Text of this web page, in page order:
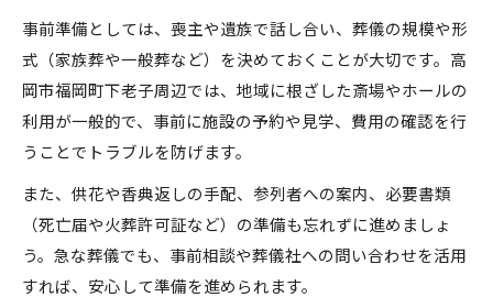
費用面で安心できる葬儀の進め方
葬儀費用とサービス内容の比較術
地域特有の葬儀しきたりを知る安心
地域に根ざした葬儀の作法と流れ
福岡町下老子の葬儀しきたり解説
地元ならではの葬儀概念の特徴
参列マナーと地域文化を学ぶ意義
葬儀の伝統を守るための心構え
事前準備としては、喪主や遺族で話し合い、葬儀の規模や形
式（家族葬や一般葬など）を決めておくことが大切です。高
岡市福岡町下老子周辺では、地域に根ざした斎場やホールの
利用が一般的で、事前に施設の予約や見学、費用の確認を行
うことでトラブルを防げます。
また、供花や香典返しの手配、参列者への案内、必要書類
（死亡届や火葬許可証など）の準備も忘れずに進めましょ
う。急な葬儀でも、事前相談や葬儀社への問い合わせを活用
すれば、安心して準備を進められます。